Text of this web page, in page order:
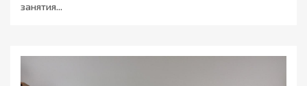
занятия...